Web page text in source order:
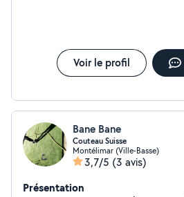
Voir le profil
Bane Bane
Couteau Suisse
Montélimar (Ville-Basse)
3,7/5 (3 avis)
Présentation